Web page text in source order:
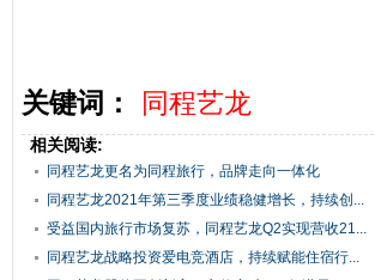
关键词： 同程艺龙
相关阅读:
同程艺龙更名为同程旅行，品牌走向一体化
同程艺龙2021年第三季度业绩稳健增长，持续创...
受益国内旅行市场复苏，同程艺龙Q2实现营收21...
同程艺龙战略投资爱电竞酒店，持续赋能住宿行...